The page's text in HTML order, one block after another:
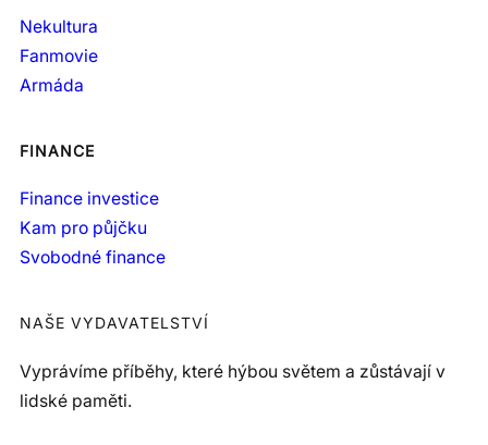
Nekultura
Fanmovie
Armáda
FINANCE
Finance investice
Kam pro půjčku
Svobodné finance
NAŠE VYDAVATELSTVÍ
Vyprávíme příběhy, které hýbou světem a zůstávají v
lidské paměti.